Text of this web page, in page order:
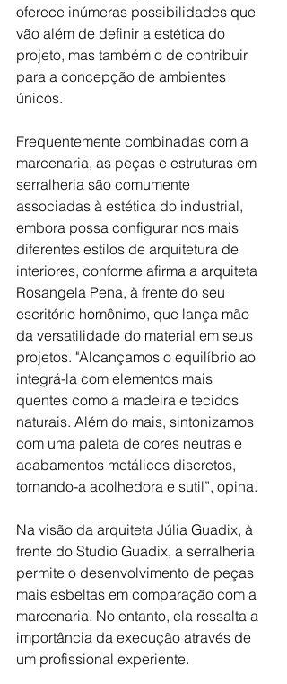
oferece inúmeras possibilidades que
vão além de definir a estética do
projeto, mas também o de contribuir
para a concepção de ambientes
únicos.
Frequentemente combinadas com a
marcenaria, as peças e estruturas em
serralheria são comumente
associadas à estética do industrial,
embora possa configurar nos mais
diferentes estilos de arquitetura de
interiores, conforme afirma a arquiteta
Rosangela Pena, à frente do seu
escritório homônimo, que lança mão
da versatilidade do material em seus
projetos. "Alcançamos o equilíbrio ao
integrá-la com elementos mais
quentes como a madeira e tecidos
naturais. Além do mais, sintonizamos
com uma paleta de cores neutras e
acabamentos metálicos discretos,
tornando-a acolhedora e sutil”, opina.
Na visão da arquiteta Júlia Guadix, à
frente do Studio Guadix, a serralheria
permite o desenvolvimento de peças
mais esbeltas em comparação com a
marcenaria. No entanto, ela ressalta a
importância da execução através de
um profissional experiente.